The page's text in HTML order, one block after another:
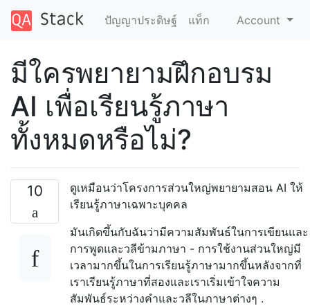
ปัญญาประดิษฐ์ แท็ก Account
มีใครพยายามฝึกอบรม
AI เพื่อเรียนรู้ภาษา
ทั้งหมดหรือไม่?
10
ดูเหมือนว่าโครงการส่วนใหญ่พยายามสอน AI ให้
เรียนรู้ภาษาเฉพาะบุคคล
มันเกิดขึ้นกับฉันว่ามีความสัมพันธ์ในการเขียนและ
การพูดและวลีข้ามภาษา - การใช้งานส่วนใหญ่มี
เวลามากขึ้นในการเรียนรู้ภาษามากขึ้นหลังจากที่
เราเรียนรู้ภาษาที่สองและเราเริ่มเข้าใจความ
สัมพันธ์ระหว่างคำและวลีในภาษาต่างๆ .